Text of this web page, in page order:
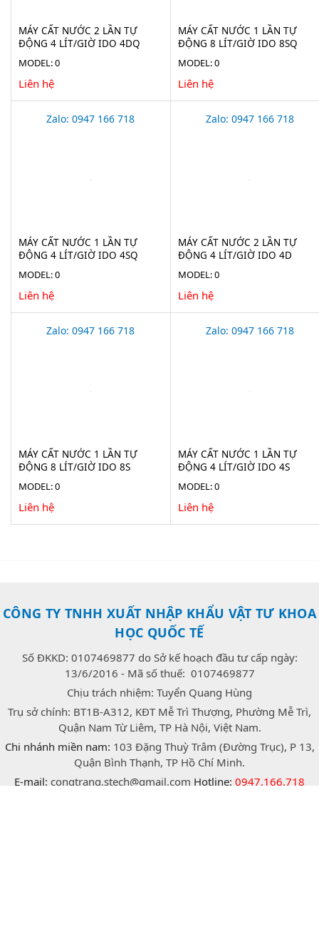
MÁY CẤT NƯỚC 2 LẦN TỰ
ĐỘNG 4 LÍT/GIỜ IDO 4DQ
MODEL: 0
Liên hệ
MÁY CẤT NƯỚC 1 LẦN TỰ
ĐỘNG 8 LÍT/GIỜ IDO 8SQ
MODEL: 0
Liên hệ
Zalo: 0947 166 718
MÁY CẤT NƯỚC 1 LẦN TỰ
ĐỘNG 4 LÍT/GIỜ IDO 4SQ
MODEL: 0
Liên hệ
Zalo: 0947 166 718
MÁY CẤT NƯỚC 2 LẦN TỰ
ĐỘNG 4 LÍT/GIỜ IDO 4D
MODEL: 0
Liên hệ
Zalo: 0947 166 718
MÁY CẤT NƯỚC 1 LẦN TỰ
ĐỘNG 8 LÍT/GIỜ IDO 8S
MODEL: 0
Liên hệ
Zalo: 0947 166 718
MÁY CẤT NƯỚC 1 LẦN TỰ
ĐỘNG 4 LÍT/GIỜ IDO 4S
MODEL: 0
Liên hệ
CÔNG TY TNHH XUẤT NHẬP KHẨU VẬT TƯ KHOA
HỌC QUỐC TẾ
Số ĐKKD: 0107469877 do Sở kế hoạch đầu tư cấp ngày:
13/6/2016 - Mã số thuế: 0107469877
Chịu trách nhiệm: Tuyển Quang Hùng
Trụ sở chính: BT1B-A312, KĐT Mễ Trì Thượng, Phường Mễ Trì,
Quận Nam Từ Liêm, TP Hà Nội, Việt Nam.
Chi nhánh miền nam: 103 Đặng Thuỳ Trâm (Đường Trục), P 13,
Quận Bình Thạnh, TP Hồ Chí Minh.
E-mail: congtrang.stech@gmail.com Hotline: 0947.166.718